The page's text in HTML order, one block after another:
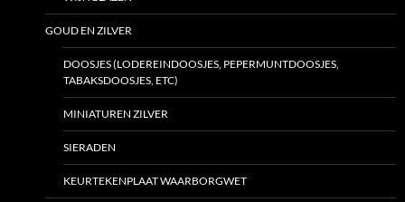
GOUD EN ZILVER
DOOSJES (LODEREINDOOSJES, PEPERMUNTDOOSJES,
TABAKSDOOSJES, ETC)
MINIATUREN ZILVER
SIERADEN
KEURTEKENPLAAT WAARBORGWET